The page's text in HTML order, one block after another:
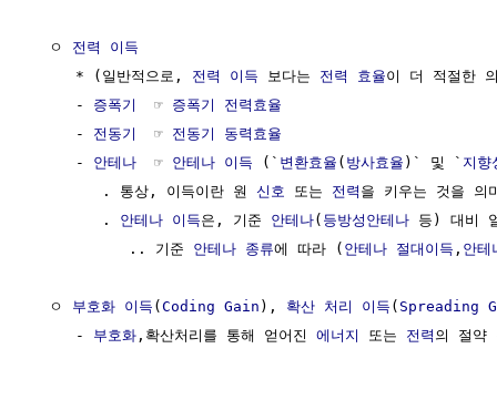
  ㅇ
전력 이득
     * (일반적으로,
전력 이득 보다는 전력 효율이 더 적절한
     -
증폭기
  ☞
증폭기 전력효율
     -
전동기
  ☞
전동기 동력효율
     -
안테나
  ☞
안테나 이득 (` 변환효율 ( 방사효율 )` 및 ` 지향
        . 통상, 이득이란 원
신호 또는 전력 을 키우는 것을
        .
안테나 이득은, 기준 안테나( 등방성안테나 등) 대비
           .. 기준
안테나 종류에 따라 ( 안테나 절대이득 , 안테
  ㅇ
부호화 이득 (Coding Gain ), 확산 처리 이득 ( Spreading
     -
부호화 ,확산처리를 통해 얻어진 에너지 또는 전력 의 절약